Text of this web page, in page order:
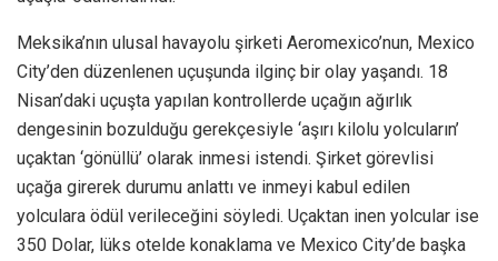
Meksika’nın ulusal havayolu şirketi Aeromexico’nun, Mexico
City’den düzenlenen uçuşunda ilginç bir olay yaşandı. 18
Nisan’daki uçuşta yapılan kontrollerde uçağın ağırlık
dengesinin bozulduğu gerekçesiyle ‘aşırı kilolu yolcuların’
uçaktan ‘gönüllü’ olarak inmesi istendi. Şirket görevlisi
uçağa girerek durumu anlattı ve inmeyi kabul edilen
yolculara ödül verileceğini söyledi. Uçaktan inen yolcular ise
350 Dolar, lüks otelde konaklama ve Mexico City’de başka